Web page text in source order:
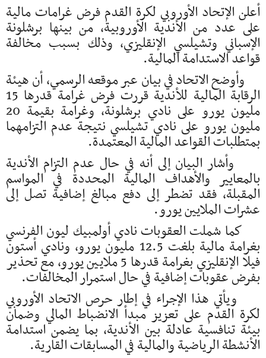
أعلن الإتحاد الأوروبي لكرة القدم فرض غرامات مالية
على عدد من الأندية الأوروبية، من بينها برشلونة
الإسباني وتشيلسي الإنقليزي، وذلك بسبب مخالفة
قواعد الاستدامة المالية.
وأوضح الاتحاد في بيان عبر موقعه الرسمي، أن هيئة
الرقابة المالية للأندية قررت فرض غرامة قدرها 15
مليون يورو على نادي برشلونة، وغرامة بقيمة 20
مليون يورو على نادي تشيلسي نتيجة عدم التزامهما
بمتطلبات القواعد المالية المعتمدة.
وأشار البيان إلى أنه في حال عدم التزام الأندية
بالمعايير والأهداف المالية المحددة في المواسم
المقبلة، فقد تضطر إلى دفع مبالغ إضافية تصل إلى
عشرات الملايين يورو.
كما شملت العقوبات نادي أولمبيك ليون الفرنسي
بغرامة مالية بلغت 12.5 مليون يورو، ونادي أستون
فيلا الإنقليزي بغرامة قدرها 5 ملايين يورو، مع تحذير
بفرض عقوبات إضافية في حال استمرار المخالفات.
ويأتي هذا الإجراء في إطار حرص الاتحاد الأوروبي
لكرة القدم على تعزيز مبدأ الانضباط المالي وضمان
بيئة تنافسية عادلة بين الأندية، بما يضمن استدامة
الأنشطة الرياضية والمالية في المسابقات القارية.